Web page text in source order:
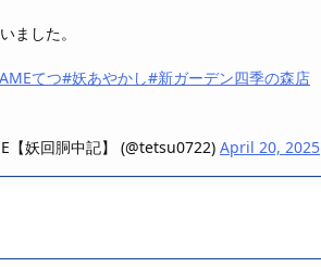
ました。
てつ#妖あやかし#新ガーデン四季の森店
【妖回胴中記】 (@tetsu0722) April 20, 2025